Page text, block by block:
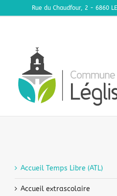
au
Rue du Chaudfour, 2 - 6860
Accueil Temps Libre (ATL)
Accueil extrascolaire